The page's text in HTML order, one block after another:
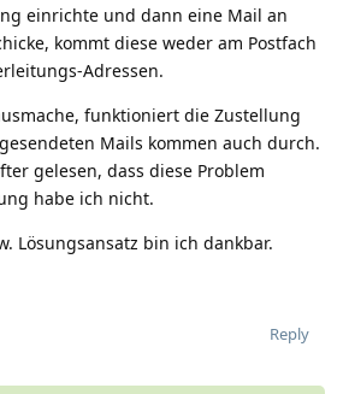
einrichte und dann eine Mail an
kommt diese weder am Postfach
Adressen.
funktioniert die Zustellung
Mails kommen auch durch.
gelesen, dass diese Problem
habe ich nicht.
Lösungsansatz bin ich dankbar.
Reply